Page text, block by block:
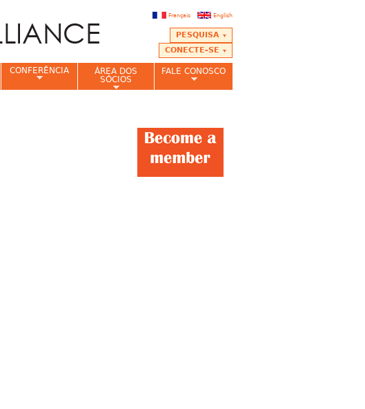
English
Français
PESQUISA
CONECTE-SE
CONFERÊNCIA
ÁREA DOS
SÓCIOS
FALE CONOSCO